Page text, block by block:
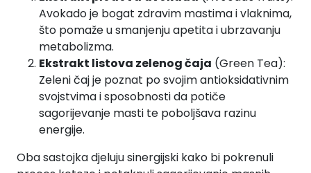
Avokado je bogat zdravim mastima i vlaknima,
što pomaže u smanjenju apetita i ubrzavanju
metabolizma.
Ekstrakt listova zelenog čaja (Green Tea):
Zeleni čaj je poznat po svojim antioksidativnim
svojstvima i sposobnosti da potiče
sagorijevanje masti te poboljšava razinu
energije.
Oba sastojka djeluju sinergijski kako bi pokrenuli